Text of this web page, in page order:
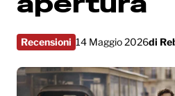
Recensioni 14 Maggio 2026di